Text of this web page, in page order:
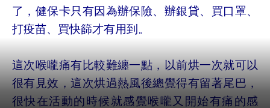
了，健保卡只有因為辦保險、辦銀貸、買口罩、
打疫苗、 買快篩才有用到。
這次喉嚨痛有比較難纏一點，以前烘一次就可以
很有見效，這次烘過熱風後總覺得有留著尾巴，
很快在活動的時候就感覺喉嚨又開始有痛的感